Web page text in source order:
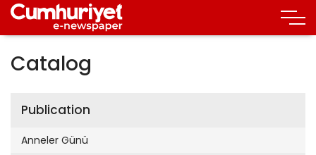
Catalog
Publication
Anneler Günü